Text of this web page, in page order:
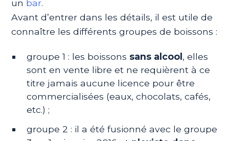
un bar.
Avant d’entrer dans les détails, il est utile de
connaître les différents groupes de boissons :
groupe 1 : les boissons sans alcool , elles
sont en vente libre et ne requièrent à ce
titre jamais aucune licence pour être
commercialisées (eaux, chocolats, cafés,
etc.) ;
groupe 2 : il a été fusionné avec le groupe